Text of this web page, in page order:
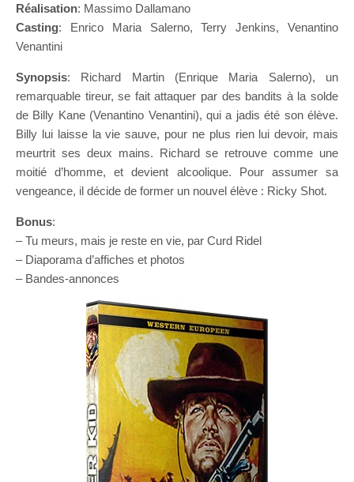
Réalisation: Massimo Dallamano
Casting: Enrico Maria Salerno, Terry Jenkins, Venantino
Venantini
Synopsis: Richard Martin (Enrique Maria Salerno), un
remarquable tireur, se fait attaquer par des bandits à la solde
de Billy Kane (Venantino Venantini), qui a jadis été son élève.
Billy lui laisse la vie sauve, pour ne plus rien lui devoir, mais
meurtrit ses deux mains. Richard se retrouve comme une
moitié d’homme, et devient alcoolique. Pour assumer sa
vengeance, il décide de former un nouvel élève : Ricky Shot.
Bonus:
– Tu meurs, mais je reste en vie, par Curd Ridel
– Diaporama d’affiches et photos
– Bandes-annonces